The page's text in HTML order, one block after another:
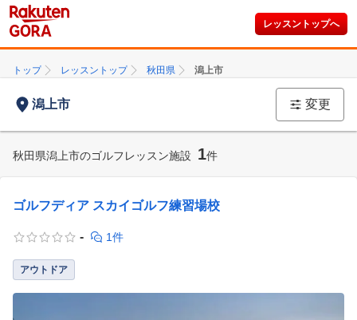
レッスントップへ
トップ レッスントップ 秋田県 潟上市
潟上市 変更
秋田県潟上市のゴルフレッスン施設 1件
ゴルフディア スカイゴルフ練習場校
- 1件
アウトドア